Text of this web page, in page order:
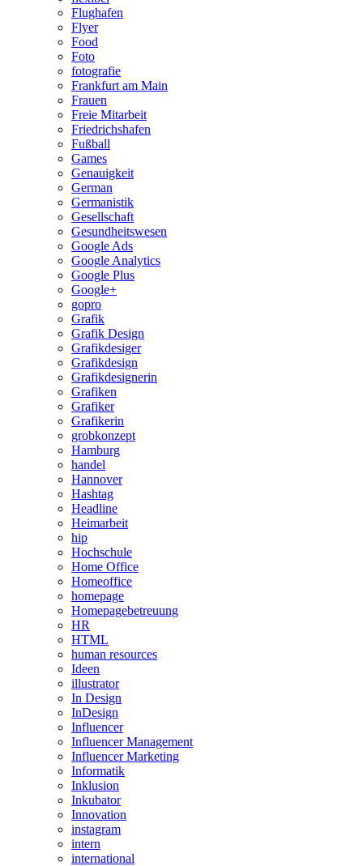
Flughafen
Flyer
Food
Foto
fotografie
Frankfurt am Main
Frauen
Freie Mitarbeit
Friedrichshafen
Fußball
Games
Genauigkeit
German
Germanistik
Gesellschaft
Gesundheitswesen
Google Ads
Google Analytics
Google Plus
Google+
gopro
Grafik
Grafik Design
Grafikdesiger
Grafikdesign
Grafikdesignerin
Grafiken
Grafiker
Grafikerin
grobkonzept
Hamburg
handel
Hannover
Hashtag
Headline
Heimarbeit
hip
Hochschule
Home Office
Homeoffice
homepage
Homepagebetreuung
HR
HTML
human resources
Ideen
illustrator
In Design
InDesign
Influencer
Influencer Management
Influencer Marketing
Informatik
Inklusion
Inkubator
Innovation
instagram
intern
international